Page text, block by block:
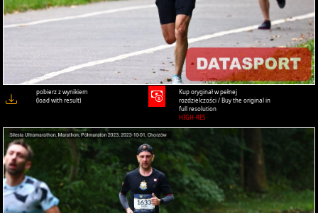
pobierz z wynikiem
(load with result)
Kup oryginał w pełnej
rozdzielczości / Buy the original in
full resolution
HIGH-RES